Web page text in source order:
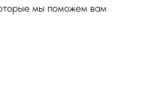
мы поможем вам